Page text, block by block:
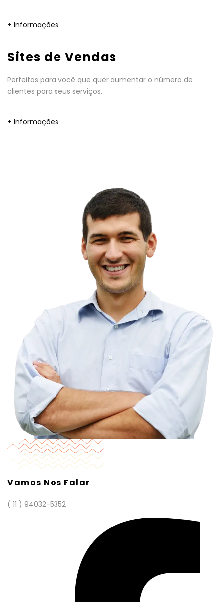
+ Informações
Sites de Vendas
Perfeitos para você que quer aumentar o número de
clientes para seus serviços.
+ Informações
Vamos Nos Falar
( 11 ) 94032-5352